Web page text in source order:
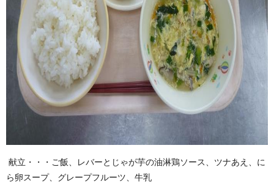
献立・・・ご飯、レバーとじゃが芋の油淋鶏ソース、ツナあえ、に
ら卵スープ、グレープフルーツ、牛乳